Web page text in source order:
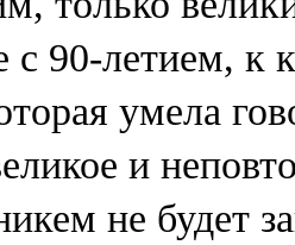
с 90-летием, к
умела
и
не будет